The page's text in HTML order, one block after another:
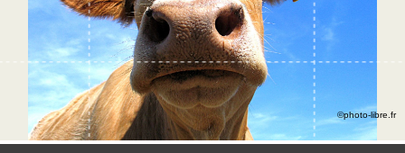
©photo-libre.fr